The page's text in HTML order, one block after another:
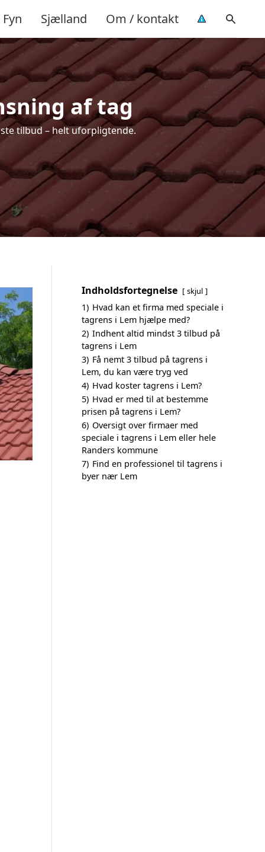
Fyn Sjælland Om / kontakt
af tag
tilbud – helt uforpligtende.
Indholdsfortegnelse skjul
1) Hvad kan et firma med speciale i
tagrens i Lem hjælpe med?
2) Indhent altid mindst 3 tilbud på
tagrens i Lem
3) Få nemt 3 tilbud på tagrens i
Lem, du kan være tryg ved
4) Hvad koster tagrens i Lem?
5) Hvad er med til at bestemme
prisen på tagrens i Lem?
6) Oversigt over firmaer med
speciale i tagrens i Lem eller hele
Randers kommune
7) Find en professionel til tagrens i
byer nær Lem